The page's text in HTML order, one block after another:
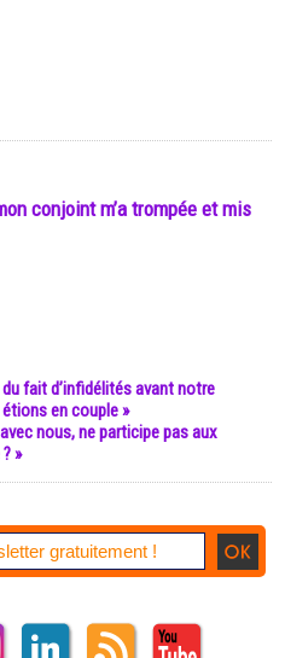
conjoint m’a trompée et mis
fait d’infidélités avant notre
en couple »
nous, ne participe pas aux
»